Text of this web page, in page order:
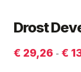
Drost
€ 29,26 - €